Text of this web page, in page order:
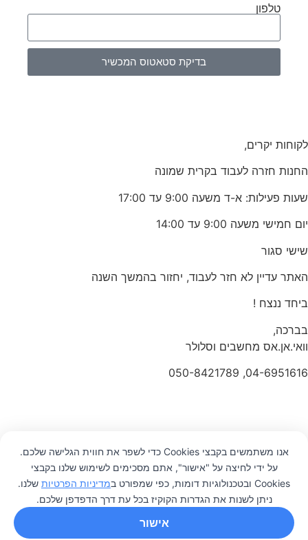
0
טלפון
בדיקת סטאטוס המכשיר
לקוחות יקרים,
החנות חזרה לעבוד בקרית שמונה
שעות פעילות: א-ד משעה 9:00 עד 17:00
יום חמישי משעה 9:00 עד 14:00
שישי סגור
האתר עדיין לא חזר לעבוד, יחזור בהמשך השנה
ביחד ננצח !
בברכה,
וואי.אן.אס מחשבים וסלולר
04-6951616, 050-8421789
אנו משתמשים בקבצי Cookies כדי לשפר את חווית הגלישה שלכם.
על ידי לחיצה על "אישור", אתם מסכימים לשימוש שלנו בקבצי
Cookies ובטכנולוגיות דומות, כפי שמפורט ב
מדיניות הפרטיות שלנו.
ניתן לשנות את הגדרות הקוקיז בכל עת דרך הדפדפן שלכם.
אישור